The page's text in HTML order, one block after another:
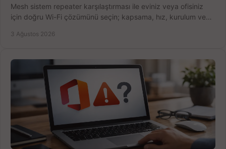
Mesh sistem repeater karşılaştırması ile eviniz veya ofisiniz
için doğru Wi-Fi çözümünü seçin; kapsama, hız, kurulum ve
3 Ağustos 2026